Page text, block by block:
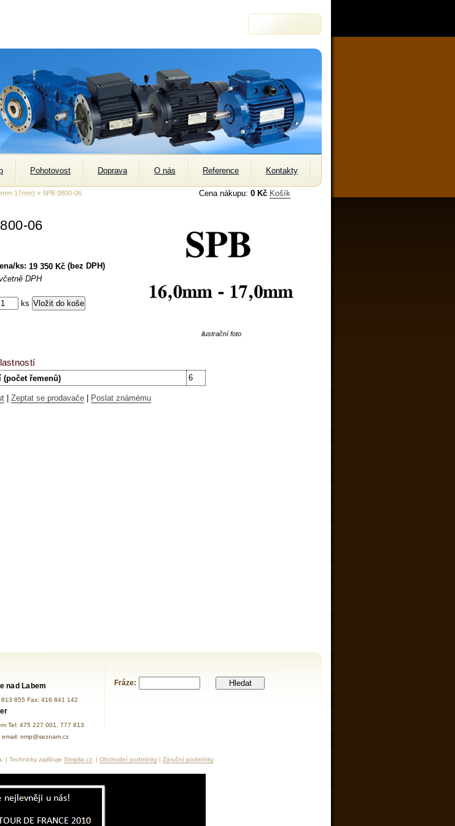
Pohotovost Doprava O nás Reference Kontakty
Cena nákupu: 0 Kč Košík
17mm) » SPB 0800-06
06
ks: 19 350 Kč (bez DPH)
DPH
ks
ilustrační foto
(počet řemenů) 6
Zeptat se prodavače Poslat známému
nad Labem
855 Fax: 416 841 142
Tel: 475 227 001, 777 813
nmp@seznam.cz
Fráze: Hledat
| Technicky zajišťuje Simplia.cz . | Obchodní podmínky | Záruční podmínky